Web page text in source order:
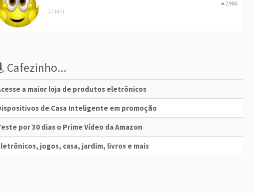
24 Mai
2986
Cafezinho...
a maior loja de produtos eletrônicos
de Casa Inteligente em promoção
por 30 dias o Prime Vídeo da Amazon
jogos, casa, jardim, livros e mais